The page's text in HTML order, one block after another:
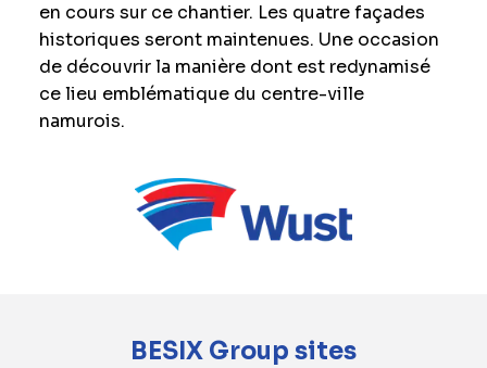
en cours sur ce chantier. Les quatre façades
historiques seront maintenues. Une occasion
de découvrir la manière dont est redynamisé
ce lieu emblématique du centre-ville
namurois.
BESIX Group sites